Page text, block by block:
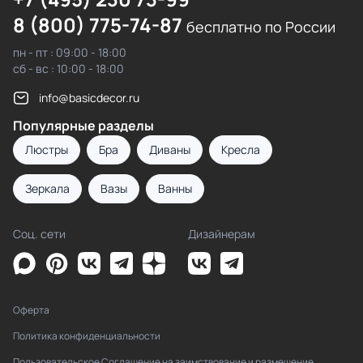
8 (800) 775-74-87 бесплатно по России
пн - пт : 09:00 - 18:00
сб - вс : 10:00 - 18:00
info@basicdecor.ru
Популярные разделы
Люстры Бра Диваны Кресла
Зеркала Вазы Ванны
Соц. сети Дизайнерам
Оферта
Политика конфиденциальности